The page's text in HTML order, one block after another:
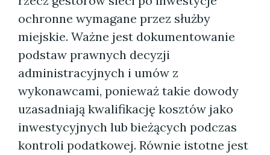
ochronne wymagane przez służby
miejskie. Ważne jest dokumentowanie
podstaw prawnych decyzji
administracyjnych i umów z
wykonawcami, ponieważ takie dowody
uzasadniają kwalifikację kosztów jako
inwestycyjnych lub bieżących podczas
kontroli podatkowej. Równie istotne jest